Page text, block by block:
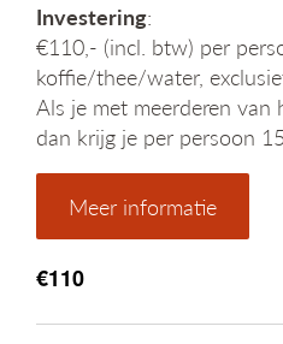
Investering:
€110,- (incl. btw) per
koffie/thee/water,
Als je met meerderen
dan krijg je per persoon
Meer informatie
€110